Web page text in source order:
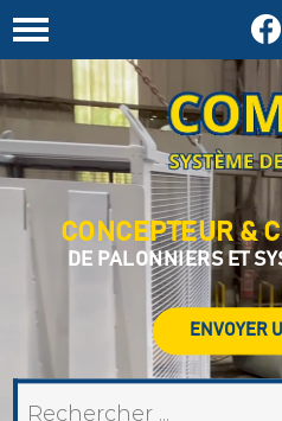
DEMANDER
CONCEPTEUR &
DE PALONNIERS ET
ENVOYER